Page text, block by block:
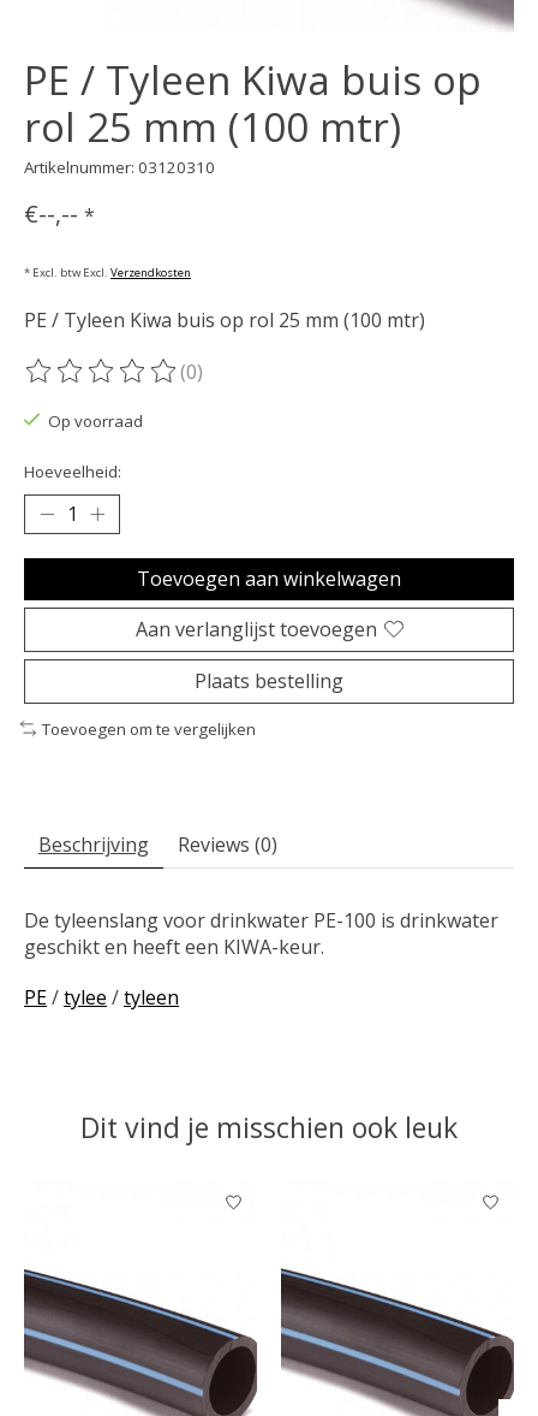
PE / Tyleen Kiwa buis op
rol 25 mm (100 mtr)
Artikelnummer: 03120310
€--,-- *
* Excl. btw Excl. Verzendkosten
PE / Tyleen Kiwa buis op rol 25 mm (100 mtr)
De beoordeling van dit product is
(0)
Op voorraad
Hoeveelheid:
Toevoegen aan winkelwagen
Aan verlanglijst toevoegen
Plaats bestelling
Toevoegen om te vergelijken
Beschrijving Reviews (0)
De tyleenslang voor drinkwater PE-100 is drinkwater
geschikt en heeft een KIWA-keur.
PE/tylee /tyleen
Dit vind je misschien ook leuk
Items van productcarrousel